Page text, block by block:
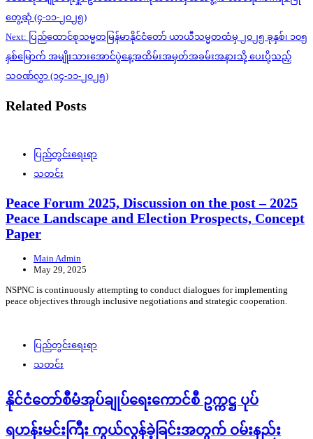
တွေ့ဆုံ (၄-၁၁-၂၀၂၅)
Next: ပြည်ထောင်စုသမ္မတမြန်မာနိုင်ငံတော် ယာယီသမ္မတထံမှ ၂၀၂၅ ခုနှစ်၊ ၁၀၅
နှစ်မြောက် အမျိုးသားအောင်ပွဲနေ့အထိမ်းအမှတ်အခမ်းအနားသို့ ပေးပို့သည့်
သဝဏ်လွှာ (၁၄-၁၁-၂၀၂၅)
Related Posts
ပြည်တွင်းရေးရာ
သတင်း
Peace Forum 2025, Discussion on the post – 2025
Peace Landscape and Election Prospects, Concept
Paper
Main Admin
May 29, 2025
NSPNC is continuously attempting to conduct dialogues for implementing
peace objectives through inclusive negotiations and strategic cooperation.
ပြည်တွင်းရေးရာ
သတင်း
နိုင်ငံတော်စီမံအုပ်ချုပ်ရေးကောင်စီ ဥက္ကဋ္ဌ ပုပ်
ရဟန်းမင်းကြီး ကွယ်လွန်ခဲ့ခြင်းအတွက် ဝမ်းနည်း